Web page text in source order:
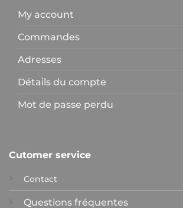
My account
Commandes
Adresses
Détails du compte
Mot de passe perdu
Cutomer service
Contact
Questions fréquentes